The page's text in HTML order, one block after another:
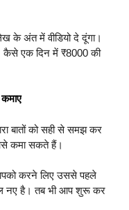
के अंत में वीडियो दे दूंगा।
एक दिन में ₹8000 की
बातों को सही से समझ कर
कमा सकते हैं।
करने लिए उससे पहले
नए है। तब भी आप शुरू कर